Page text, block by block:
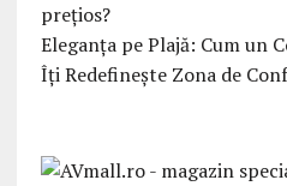
prețios?
Eleganța pe Plajă: Cum un
Îți Redefinește Zona de